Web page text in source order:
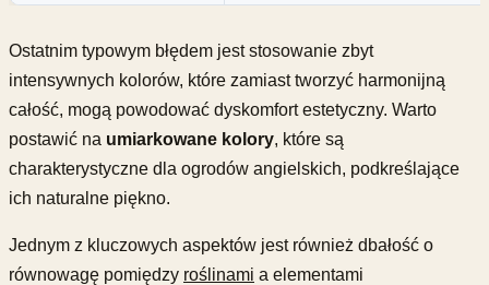
Ostatnim typowym błędem jest stosowanie zbyt
intensywnych kolorów, które zamiast tworzyć harmonijną
całość, mogą powodować dyskomfort estetyczny. Warto
postawić na umiarkowane kolory, które są
charakterystyczne dla ogrodów angielskich, podkreślające
ich naturalne piękno.
Jednym z kluczowych aspektów jest również dbałość o
równowagę pomiędzy roślinami a elementami